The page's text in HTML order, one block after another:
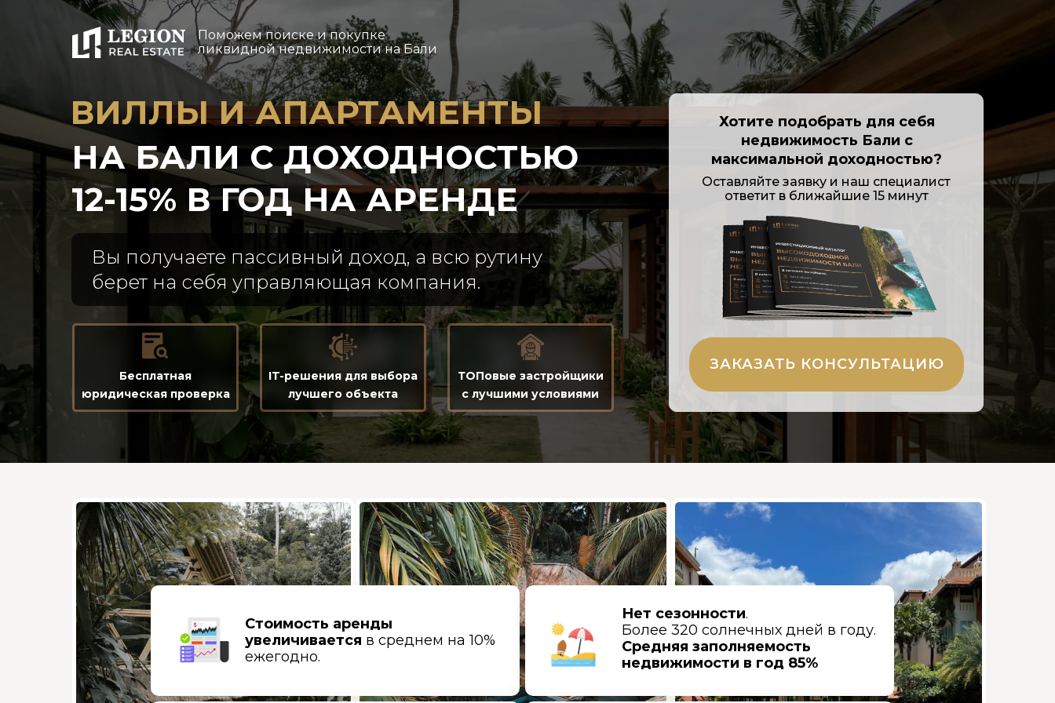
Вы получаете пассивный доход, а всю рутину
берет на себя управляющая компания.
Хотите подобрать для себя
недвижимость Бали с
максимальной доходностью?
ЗАКАЗАТЬ КОНСУЛЬТАЦИЮ
НА БАЛИ С ДОХОДНОСТЬЮ
12-15% В ГОД НА АРЕНДЕ
Поможем поиске и покупке
ликвидной недвижимости на Бали
Оставляйте заявку и наш специалист
ответит в ближайшие 15 минут
ВИЛЛЫ И АПАРТАМЕНТЫ
IT-решения для выбора
лучшего объекта
ТОПовые застройщики
с лучшими условиями
Бесплатная
юридическая проверка
Стоимость аренды
увеличивается в среднем на 10%
ежегодно.
Нет сезонности.
Более 320 солнечных дней в году.
Средняя заполняемость
недвижимости в год 85%